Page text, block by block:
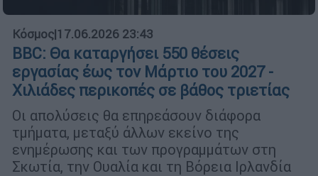
Κόσμος|17.06.2026 23:43
BBC: Θα καταργήσει 550 θέσεις
εργασίας έως τον Μάρτιο του 2027 -
Χιλιάδες περικοπές σε βάθος τριετίας
Οι απολύσεις θα επηρεάσουν διάφορα
τμήματα, μεταξύ άλλων εκείνο της
ενημέρωσης και των προγραμμάτων στη
Σκωτία, την Ουαλία και τη Βόρεια Ιρλανδία